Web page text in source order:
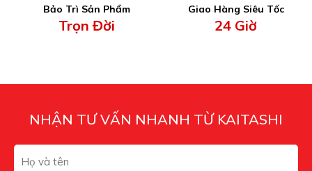
Bảo Trì Sản Phẩm
Trọn Đời
Giao Hàng Siêu Tốc
24 Giờ
NHẬN TƯ VẤN NHANH TỪ KAITASHI